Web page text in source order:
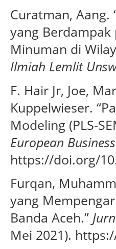
Curatman, Aang.
yang Berdampak
Minuman di
Ilmiah Lemlit
F. Hair Jr, Joe,
Kuppelwieser.
Modeling (PLS-
European
https://doi.org/
Furqan,
yang
Banda Aceh.”
Mei 2021).